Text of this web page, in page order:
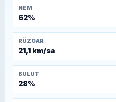
NEM
62%
RÜZGAR
21,1 km/sa
BULUT
28%